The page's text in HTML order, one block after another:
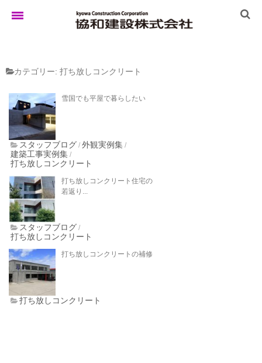
ゆきぐにの家
実例集
ブログ
イベント
会社案内
カテゴリー: 打ち放しコンクリート
雪国でも平屋で暮らしたい
スタッフブログ / 外観実例集 /
建築工事実例集 /
打ち放しコンクリート
打ち放しコンクリート住宅の
若返り...
スタッフブログ /
打ち放しコンクリート
打ち放しコンクリートの補修
打ち放しコンクリート